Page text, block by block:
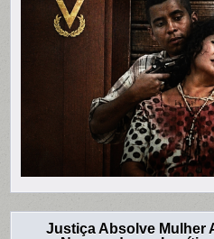
Justiça Absolve Mulher